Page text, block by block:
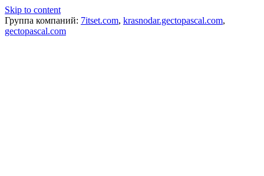
Skip to content
Группа компаний: 7itset.com, krasnodar.gectopascal.com,
gectopascal.com